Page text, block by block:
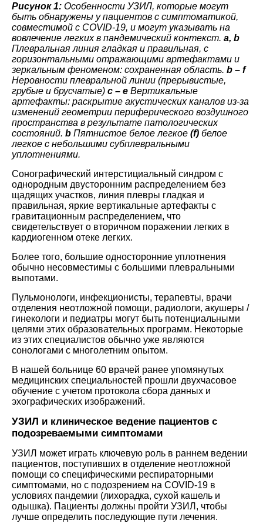
Рисунок 1: Особенности УЗИЛ, которые могут
быть обнаружены у пациентов с симптоматикой,
совместимой с COVID-19, и могут указывать на
вовлечение легких в пандемический контекст. a, b
Плевральная линия гладкая и правильная, с
горизонтальными отражающими артефактами и
зеркальным феноменом: сохраненная область. b – f
Неровности плевральной линии (прерывистые,
грубые и брусчатые) c – e Вертикальные
артефакты: раскрытие акустических каналов из-за
изменений геометрии периферического воздушного
пространства в результате патологических
состояний. b Пятнистое белое легкое (f) белое
легкое с небольшими субплевральными
уплотнениями.
Сонографический интерстициальный синдром с
однородным двусторонним распределением без
щадящих участков, линия плевры гладкая и
правильная, яркие вертикальные артефакты с
гравитационным распределением, что
свидетельствует о вторичном поражении легких в
кардиогенном отеке легких.
Более того, большие односторонние уплотнения
обычно несовместимы с большими плевральными
выпотами.
Пульмонологи, инфекционисты, терапевты, врачи
отделения неотложной помощи, радиологи, акушеры /
гинекологи и педиатры могут быть потенциальными
целями этих образовательных программ. Некоторые
из этих специалистов обычно уже являются
сонологами с многолетним опытом.
В нашей больнице 60 врачей ранее упомянутых
медицинских специальностей прошли двухчасовое
обучение с учетом протокола сбора данных и
эхографических изображений.
УЗИЛ и клиническое ведение пациентов с
подозреваемыми симптомами
УЗИЛ может играть ключевую роль в раннем ведении
пациентов, поступивших в отделение неотложной
помощи со специфическими респираторными
симптомами, но с подозрением на COVID-19 в
условиях пандемии (лихорадка, сухой кашель и
одышка). Пациенты должны пройти УЗИЛ, чтобы
лучше определить последующие пути лечения.